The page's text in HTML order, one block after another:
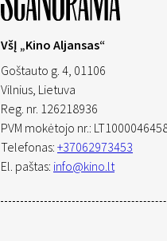
VšĮ „Kino Aljansas“
Goštauto g. 4, 01106
Vilnius, Lietuva
Reg. nr. 126218936
PVM mokėtojo nr.:
Telefonas: +37062973453
El. paštas: info@kino.lt